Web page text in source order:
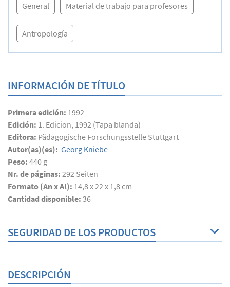
General Material de trabajo para profesores
Antropología
INFORMACIÓN DE TÍTULO
Primera edición: 1992
Edición: 1. Edicion, 1992 (Tapa blanda)
Editora: Pädagogische Forschungsstelle Stuttgart
Autor(as)(es): Georg Kniebe
Peso: 440 g
Nr. de páginas: 292 Seiten
Formato (An x Al): 14,8 x 22 x 1,8 cm
Cantidad disponible: 36
SEGURIDAD DE LOS PRODUCTOS
DESCRIPCIÓN